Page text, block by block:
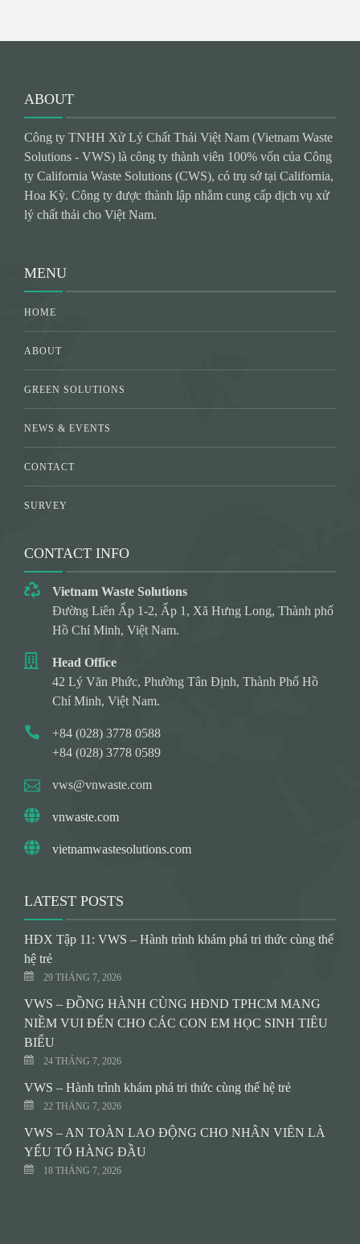
ABOUT
Công ty TNHH Xử Lý Chất Thải Việt Nam (Vietnam Waste
Solutions - VWS) là công ty thành viên 100% vốn của Công
ty California Waste Solutions (CWS), có trụ sở tại California,
Hoa Kỳ. Công ty được thành lập nhằm cung cấp dịch vụ xử
lý chất thải cho Việt Nam.
MENU
HOME
ABOUT
GREEN SOLUTIONS
NEWS & EVENTS
CONTACT
SURVEY
CONTACT INFO
Vietnam Waste Solutions
Đường Liên Ấp 1-2, Ấp 1, Xã Hưng Long, Thành phố
Hồ Chí Minh, Việt Nam.
Head Office
42 Lý Văn Phức, Phường Tân Định, Thành Phố Hồ
Chí Minh, Việt Nam.
+84 (028) 3778 0588
+84 (028) 3778 0589
vws@vnwaste.com
vnwaste.com
vietnamwastesolutions.com
LATEST POSTS
HĐX Tập 11: VWS – Hành trình khám phá tri thức cùng thế
hệ trẻ
29 THÁNG 7, 2026
VWS – ĐỒNG HÀNH CÙNG HĐND TPHCM MANG
NIỀM VUI ĐẾN CHO CÁC CON EM HỌC SINH TIÊU
BIỂU
24 THÁNG 7, 2026
VWS – Hành trình khám phá tri thức cùng thế hệ trẻ
22 THÁNG 7, 2026
VWS – AN TOÀN LAO ĐỘNG CHO NHÂN VIÊN LÀ
YẾU TỐ HÀNG ĐẦU
18 THÁNG 7, 2026